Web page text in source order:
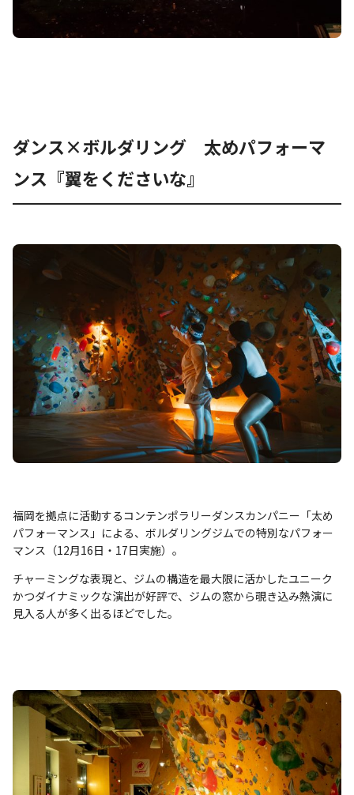
ダンス×ボルダリング 太めパフォーマ
ンス『翼をくださいな』
福岡を拠点に活動するコンテンポラリーダンスカンパニー「太め
パフォーマンス」による、ボルダリングジムでの特別なパフォー
マンス（12月16日・17日実施）。
チャーミングな表現と、ジムの構造を最大限に活かしたユニーク
かつダイナミックな演出が好評で、ジムの窓から覗き込み熱演に
見入る人が多く出るほどでした。